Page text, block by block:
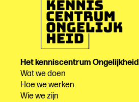
Het kenniscentrum Ongelijkheid
Wat we doen
Hoe we werken
Wie we zijn